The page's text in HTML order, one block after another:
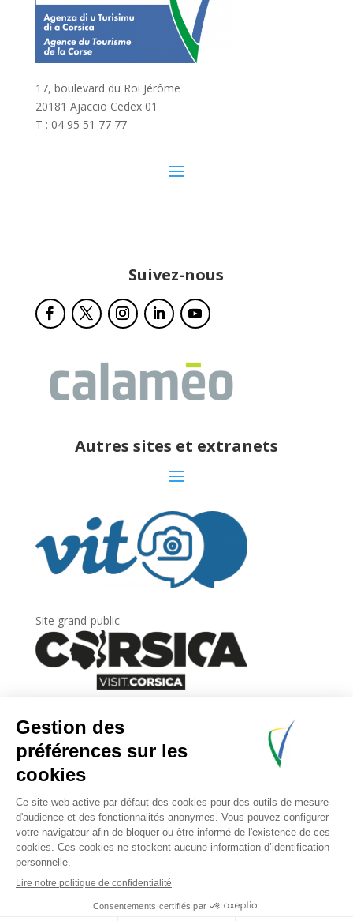
17, boulevard du Roi Jérôme
20181 Ajaccio Cedex 01
T : 04 95 51 77 77
Suivez-nous
Autres sites et extranets
Site grand-public
Newsletter
Inscrivez-vous àla lettre d’information
l’Agence du tourisme de la Corse.